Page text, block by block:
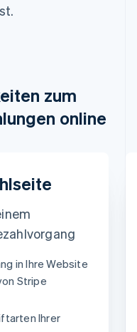
zum
online
in Ihre Website
Stripe
Ihrer